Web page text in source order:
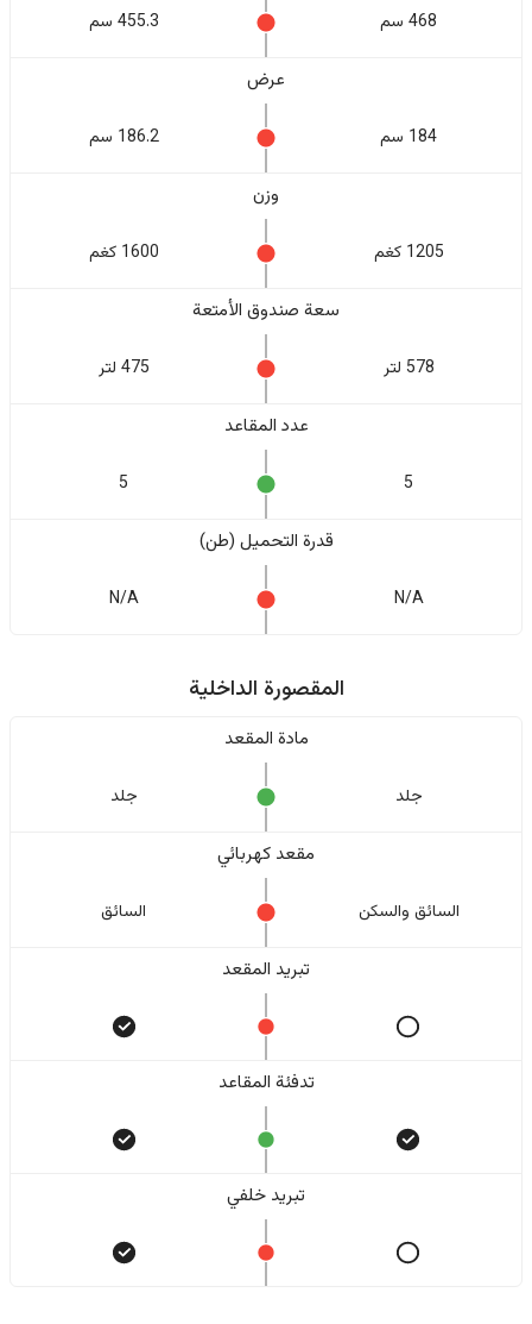
468 سم 455.3 سم
عرض
184 سم 186.2 سم
وزن
1205 كغم 1600 كغم
سعة صندوق الأمتعة
578 لتر 475 لتر
عدد المقاعد
5
5
قدرة التحميل (طن)
N/A
N/A
المقصورة الداخلية
مادة المقعد
جلد جلد
مقعد كهربائي
السائق والسکن السائق
تبريد المقعد
تدفئة المقاعد
تبريد خلفي